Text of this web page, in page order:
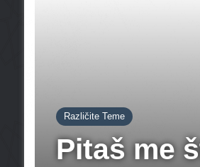
Različite Teme
Pitaš me